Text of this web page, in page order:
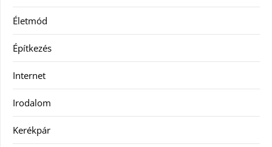
Életmód
Építkezés
Internet
Irodalom
Kerékpár